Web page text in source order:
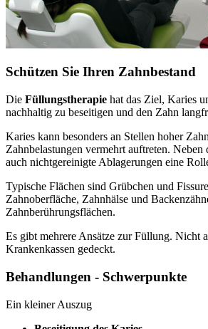
Schützen Sie Ihren Zahnbestand
Die Füllungstherapie hat das Ziel, Karies
nachhaltig zu beseitigen und den Zahn
Karies kann besonders an Stellen hoher
Zahnbelastungen vermehrt auftreten. Neben
auch nichtgereinigte Ablagerungen eine
Typische Flächen sind Grübchen und
Zahnoberfläche, Zahnhälse und
Zahnberührungsflächen.
Es gibt mehrere Ansätze zur Füllung. Nicht
Krankenkassen gedeckt.
Behandlungen - Schwerpunkte
Ein kleiner Auszug